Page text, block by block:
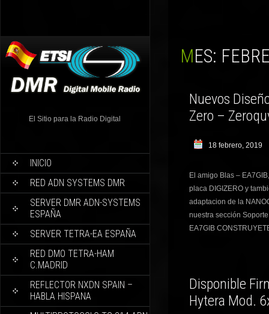
El Sitio para la Radio Digital
INICIO
RED ADN SYSTEMS DMR
SERVER DMR ADN-SYSTEMS
ESPAÑA
SERVER TETRA-EA ESPAÑA
RED DMO TETRA-HAM
C.MADRID
REFLECTOR NXDN SPAIN –
HABLA HISPANA
MES:
Nuevos
Zero –
18 febrero, 2019
El amigo Blas –
placa DIGIZERO y
adaptacion de la
nuestra sección
EA7GIB
Disponible
Hytera Mod.